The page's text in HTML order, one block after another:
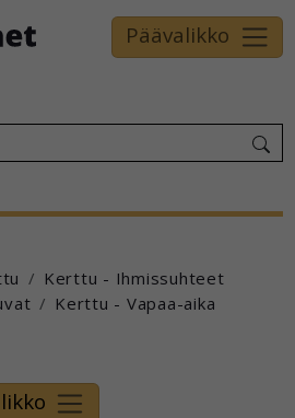
Päävalikko
Kerttu - Ihmissuhteet
Kerttu - Vapaa-aika